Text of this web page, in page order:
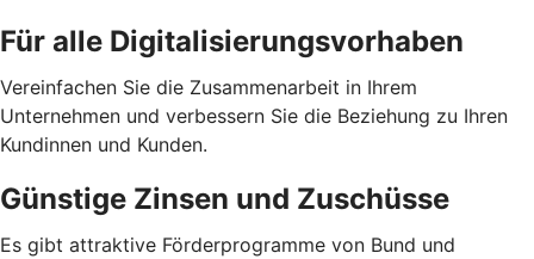
Für alle Digitalisierungsvorhaben
Vereinfachen Sie die Zusammenarbeit in Ihrem
Unternehmen und verbessern Sie die Beziehung zu Ihren
Kundinnen und Kunden.
Günstige Zinsen und Zuschüsse
Es gibt attraktive Förderprogramme von Bund und